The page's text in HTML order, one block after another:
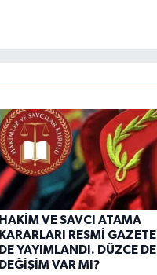
HAKİM VE SAVCI ATAMA
KARARLARI RESMİ GAZETE
DE YAYIMLANDI. DÜZCE DE
DEĞİŞİM VAR MI?